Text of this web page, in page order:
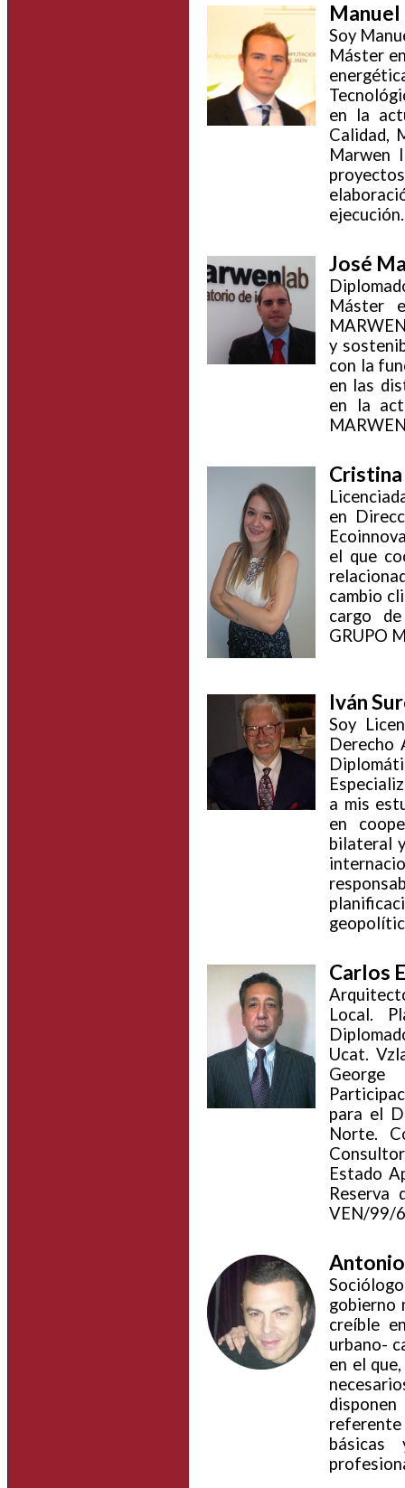
Soy
Máster
en la
Calidad,
Marwen
José
Máster
y
con la
en las
en la
en
el que
cambio
cargo
GRUPO
Iván
Soy
Derecho
a mis
en
bilateral
Carlos
Local.
Ucat.
George
para el
Norte.
Estado
Reserva
VEN/99/
gobierno
creíble
urbano-
en el
referente